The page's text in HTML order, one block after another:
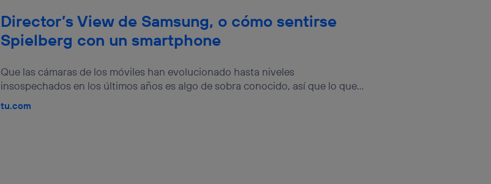
Director’s View de Samsung, o cómo sentirse
Spielberg con un smartphone
Que las cámaras de los móviles han evolucionado hasta niveles
insospechados en los últimos años es algo de sobra conocido, así que lo que...
tu.com